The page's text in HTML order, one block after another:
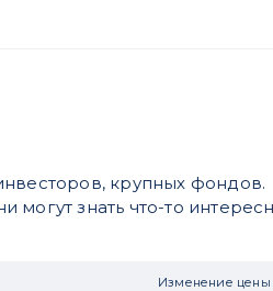
крупных фондов.
знать что-то
Изменение цены